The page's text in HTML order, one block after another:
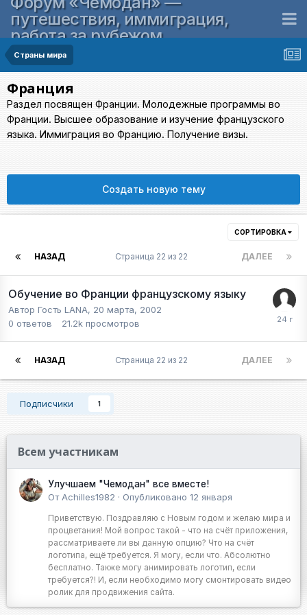
путешествия, иммиграция,
работа за рубежом
Страны мира
Франция
Раздел посвящен Франции. Молодежные программы во
Франции. Высшее образование и изучение французского
языка. Иммиграция во Францию. Получение визы.
Создать новую тему
СОРТИРОВКА
НАЗАД ДАЛЕЕ
Страница 22 из 22
Обучение во Франции французскому языку
Автор Гость LANA, 20 марта, 2002
0 ответов 21.2k просмотров
НАЗАД ДАЛЕЕ
Страница 22 из 22
Подписчики 1
Всем участникам
Улучшаем "Чемодан" все вместе!
От Achilles1982 · Опубликовано 12 января
Приветствую. Поздравляю с Новым годом и желаю мира и
процветания! Мой вопрос такой - что на счёт приложения,
рассматриваете ли вы данную опцию? Что на счёт
логотипа, ещё требуется. Я могу, если что. Абсолютно
бесплатно. Также могу анимировать логотип, если
требуется?! И, если необходимо могу смонтировать видео
ролик для продвижения сайта.